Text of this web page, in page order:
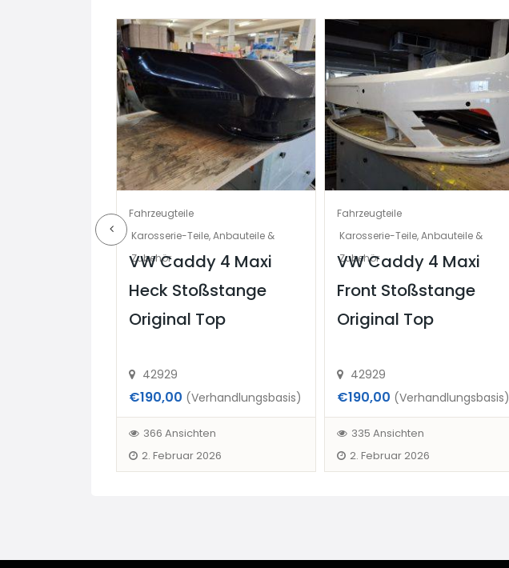
Fahrzeugteile
Karosserie-Teile, Anbauteile &
Zubehör
VW Caddy 4 Maxi
Heck Stoßstange
Original Top
42929
€190,00 (Verhandlungsbasis)
366 Ansichten
2. Februar 2026
Fahrzeugteile
Karosserie-Teile, Anbauteile &
Zubehör
VW Caddy 4 Maxi
Front Stoßstange
Original Top
42929
€190,00 (Verhandlungsbasis)
335 Ansichten
2. Februar 2026